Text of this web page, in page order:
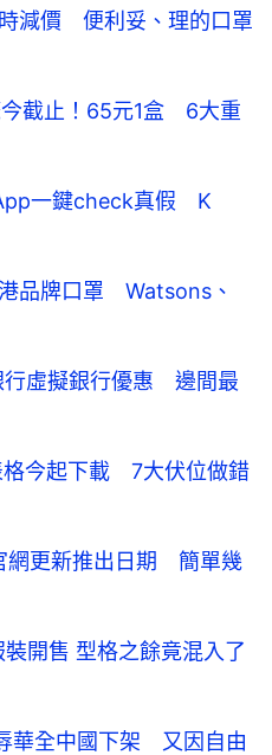
減價 便利妥、理的口罩
截止！65元1盒 6大重
一鍵check真假 K
品牌口罩 Watsons、
行虛擬銀行優惠 邊間最
格今起下載 7大伏位做錯
網更新推出日期 簡單幾
開售 型格之餘竟混入了
華全中國下架 又因自由